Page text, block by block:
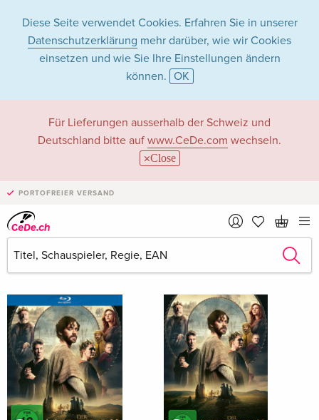
Diese Seite verwendet Cookies. Erfahren Sie in unserer
Datenschutzerklärung mehr darüber, wie wir Cookies
einsetzen und wie Sie Ihre Einstellungen ändern
können. OK
Für Lieferungen ausserhalb der Schweiz und
Deutschland bitte auf www.CeDe.com wechseln.
Close
PORTOFREIER VERSAND
Philipp Stölzl in
Filme - Alle Formate
Philipp Stölzl als Regisseur/in
Alle 49 Treffer anzeigen